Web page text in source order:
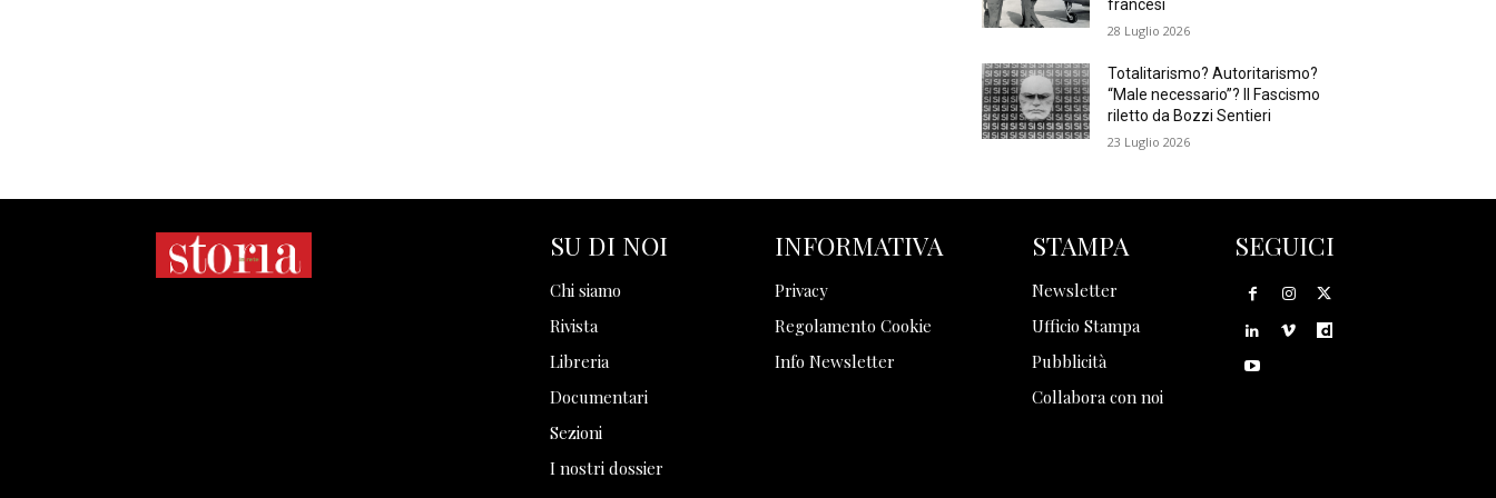
francesi
28 Luglio 2026
Totalitarismo? Autoritarismo?
“Male necessario”? Il Fascismo
riletto da Bozzi Sentieri
23 Luglio 2026
SU DI NOI
Chi siamo
Rivista
Libreria
Documentari
Sezioni
I nostri dossier
INFORMATIVA
Privacy
Regolamento Cookie
Info Newsletter
STAMPA
Newsletter
Ufficio Stampa
Pubblicità
Collabora con noi
SEGUICI